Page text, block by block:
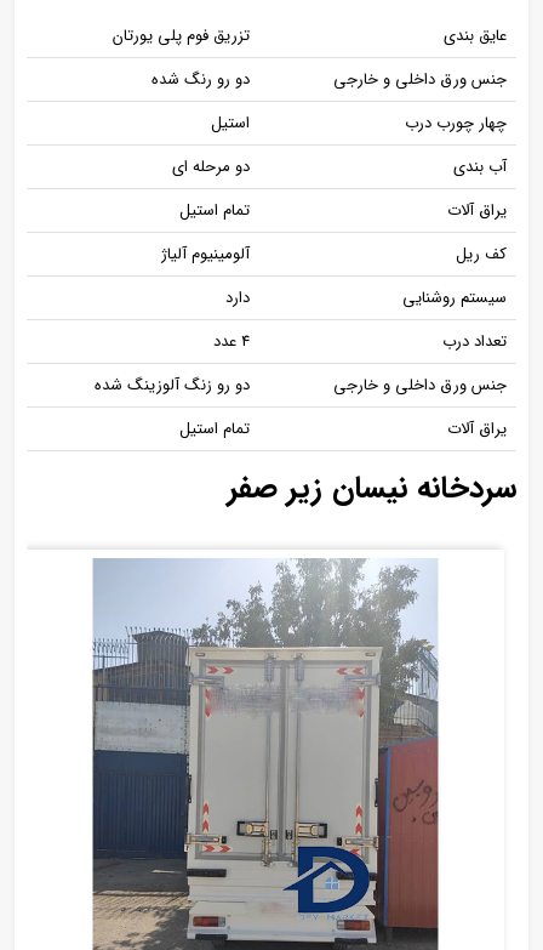
عایق بندی
تزریق فوم پلی یورتان
جنس ورق داخلی و خارجی
دو رو رنگ شده
چهار چورب درب
استیل
آب بندی
دو مرحله ای
یراق آلات
تمام استیل
کف ریل
آلومینیوم آلیاژ
سیستم روشنایی
دارد
تعداد درب
4 عدد
جنس ورق داخلی و خارجی
دو رو زنگ آلوزینگ شده
یراق آلات
تمام استیل
سردخانه نیسان زیر صفر